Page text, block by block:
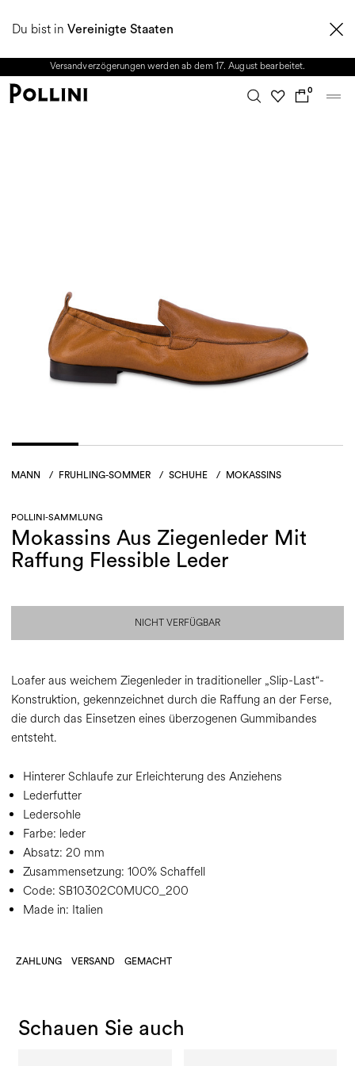
Du bist in Vereinigte Staaten
2026 KOLLEKTION. Vom 8. bis 16. August ist unser Kundenservice nicht
Versandverzögerungen werden ab dem 17. August bearbeitet.
0
MANN / FRUHLING-SOMMER / SCHUHE / MOKASSINS
POLLINI-SAMMLUNG
Mokassins Aus Ziegenleder Mit
Raffung Flessible Leder
NICHT VERFÜGBAR
Loafer aus weichem Ziegenleder in traditioneller „Slip-Last“-
Konstruktion, gekennzeichnet durch die Raffung an der Ferse,
die durch das Einsetzen eines überzogenen Gummibandes
entsteht.
Hinterer Schlaufe zur Erleichterung des Anziehens
Lederfutter
Ledersohle
Farbe: leder
Absatz: 20 mm
Zusammensetzung: 100% Schaffell
Code: SB10302C0MUC0_200
Made in: Italien
ZAHLUNG VERSAND GEMACHT
Schauen Sie auch